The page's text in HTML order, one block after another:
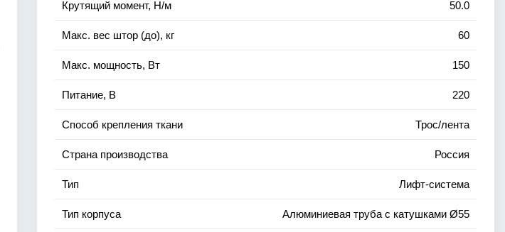
Крутящий момент, Н/м 50.0
Макс. вес штор (до), кг 60
Макс. мощность, Вт 150
Питание, В 220
Способ крепления ткани Трос/лента
Страна производства Россия
Тип Лифт-система
Тип корпуса Алюминиевая труба с катушками Ø55